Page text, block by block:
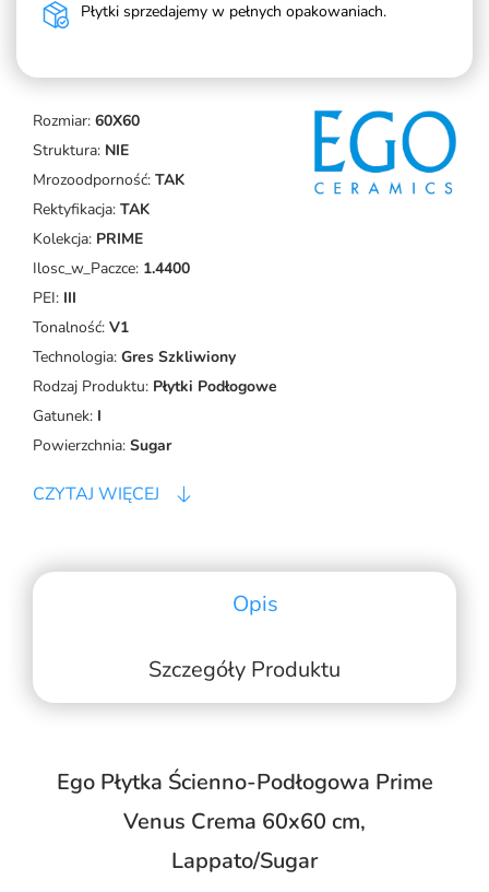
Rozmiar: 60X60
Struktura: NIE
Mrozoodporność: TAK
Rektyfikacja: TAK
Kolekcja: PRIME
Ilosc_w_Paczce: 1.4400
PEI: III
Tonalność: V1
Technologia: Gres Szkliwiony
Rodzaj Produktu: Płytki Podłogowe
Gatunek: I
Powierzchnia: Sugar
CZYTAJ WIĘCEJ
Płytki sprzedajemy w pełnych opakowaniach.
Opis
Szczegóły Produktu
Ego Płytka Ścienno-Podłogowa Prime
Venus Crema 60x60 cm,
Lappato/Sugar